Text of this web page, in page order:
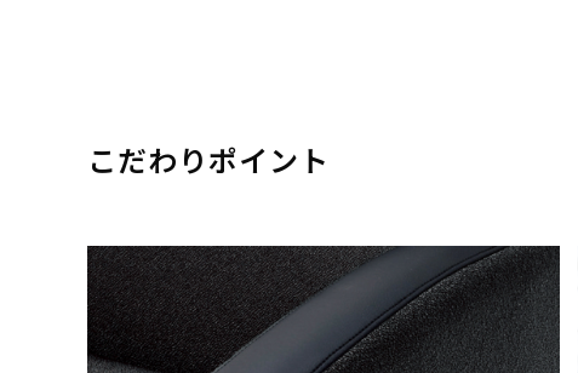
こだわりポイント